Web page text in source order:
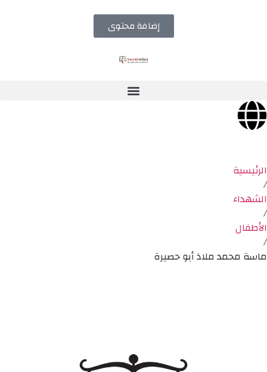
إضافة محتوى
الرئيسية
/
الشهداء
/
الأطفال
/
ماسة محمد ملاذ أبو حصيرة